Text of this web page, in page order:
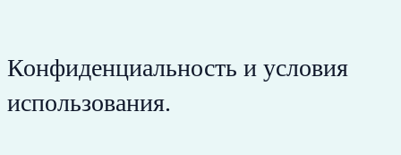
Конфиденциальность и условия
использования.